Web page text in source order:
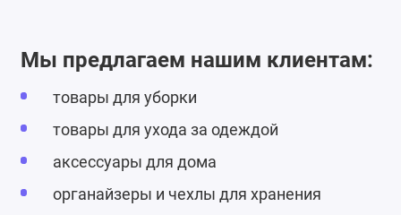
Мы предлагаем нашим клиентам:
товары для уборки
товары для ухода за одеждой
аксессуары для дома
органайзеры и чехлы для хранения